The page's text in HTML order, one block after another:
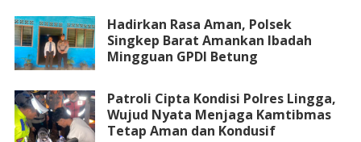
Hadirkan Rasa Aman, Polsek
Singkep Barat Amankan Ibadah
Mingguan GPDI Betung
Patroli Cipta Kondisi Polres Lingga,
Wujud Nyata Menjaga Kamtibmas
Tetap Aman dan Kondusif